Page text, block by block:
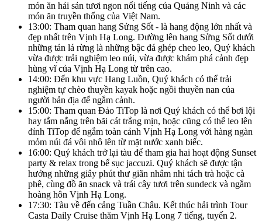
món ăn hải sản tươi ngon nổi tiếng của Quảng Ninh và các
món ăn truyền thống của Việt Nam.
13:00: Tham quan hang Sửng Sốt - là hang động lớn nhất và
đẹp nhất trên Vịnh Hạ Long. Đường lên hang Sửng Sốt dưới
những tán lá rừng là những bậc đá ghép cheo leo, Quý khách
vừa được trải nghiệm leo núi, vừa được khám phá cảnh đẹp
hùng vĩ của Vịnh Hạ Long từ trên cao.
14:00: Đến khu vực Hang Luồn, Quý khách có thể trải
nghiệm tự chèo thuyền kayak hoặc ngồi thuyền nan của
người bản địa để ngắm cảnh.
15:00: Tham quan Đảo TiTop là nơi Quý khách có thể bơi lội
hay tắm nắng trên bãi cát trắng mịn, hoặc cũng có thể leo lên
đỉnh TiTop để ngắm toàn cảnh Vịnh Hạ Long với hàng ngàn
mỏm núi đá vôi nhô lên từ mặt nước xanh biếc.
16:00: Quý khách trở lại tàu để tham gia hai hoạt động Sunset
party & relax trong bể sục jaccuzi. Quý khách sẽ được tận
hưởng những giây phút thư giãn nhâm nhi tách trà hoặc cà
phê, cùng đồ ăn snack và trái cây tươi trên sundeck và ngắm
hoàng hôn Vịnh Hạ Long.
17:30: Tàu về đến cảng Tuần Châu. Kết thúc hải trình Tour
Casta Daily Cruise thăm Vịnh Hạ Long 7 tiếng, tuyến 2.